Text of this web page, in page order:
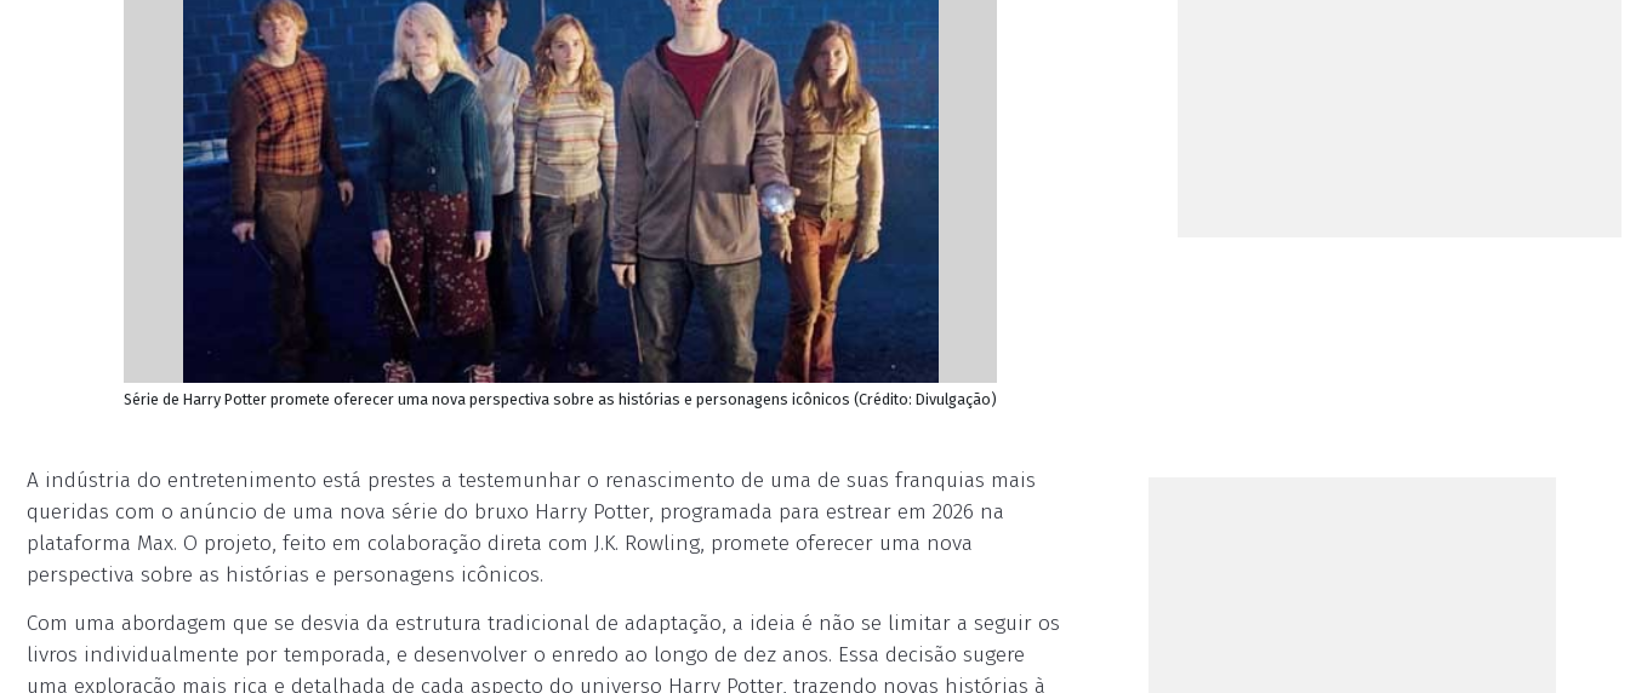
Série de Harry Potter promete oferecer uma nova perspectiva sobre as histórias e personagens icônicos (Crédito: Divulgação)
A indústria do entretenimento está prestes a testemunhar o renascimento de uma de suas franquias mais
queridas com o anúncio de uma nova série do bruxo Harry Potter, programada para estrear em 2026 na
plataforma Max. O projeto, feito em colaboração direta com J.K. Rowling, promete oferecer uma nova
perspectiva sobre as histórias e personagens icônicos.
Com uma abordagem que se desvia da estrutura tradicional de adaptação, a ideia é não se limitar a seguir os
livros individualmente por temporada, e desenvolver o enredo ao longo de dez anos. Essa decisão sugere
uma exploração mais rica e detalhada de cada aspecto do universo Harry Potter, trazendo novas histórias à